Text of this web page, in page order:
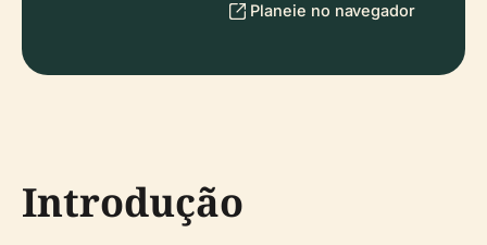
Planeie no navegador
Introdução